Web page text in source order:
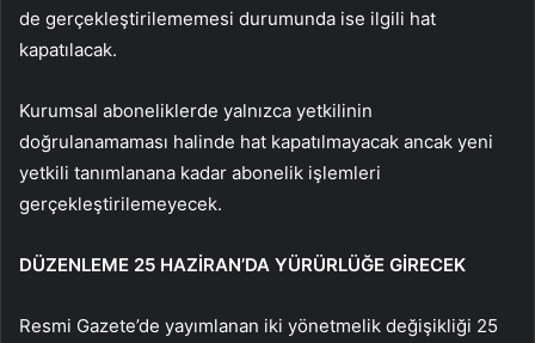
de gerçekleştirilememesi durumunda ise ilgili hat
kapatılacak.
Kurumsal aboneliklerde yalnızca yetkilinin
doğrulanamaması halinde hat kapatılmayacak ancak yeni
yetkili tanımlanana kadar abonelik işlemleri
gerçekleştirilemeyecek.
DÜZENLEME 25 HAZİRAN’DA YÜRÜRLÜĞE GİRECEK
Resmi Gazete’de yayımlanan iki yönetmelik değişikliği 25